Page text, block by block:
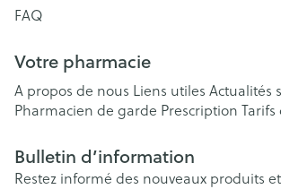
FAQ
Votre pharmacie
A propos de nous Liens utiles Actualités
Pharmacien de garde Prescription Tarifs
Bulletin d’information
Restez informé des nouveaux produits